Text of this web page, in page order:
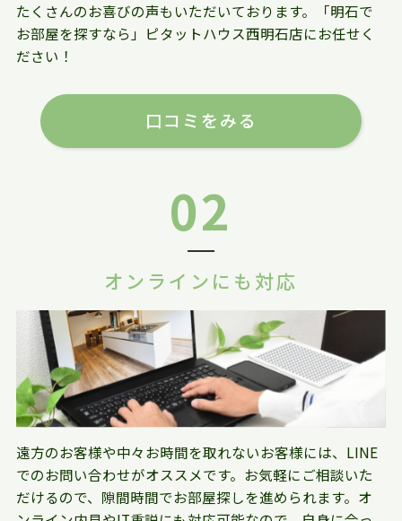
たくさんのお喜びの声もいただいております。「明石で
お部屋を探すなら」ピタットハウス西明石店にお任せく
ださい！
口コミをみる
02
オンラインにも対応
遠方のお客様や中々お時間を取れないお客様には、LINE
でのお問い合わせがオススメです。お気軽にご相談いた
だけるので、隙間時間でお部屋探しを進められます。オ